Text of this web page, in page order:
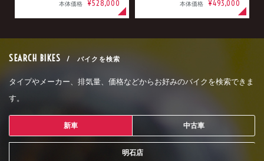
本体価格 ¥528,000 本体価格 ¥493,000
SEARCH BIKES / バイクを検索
タイプやメーカー、排気量、価格などからお好みのバイクを検索できま
す。
新車 中古車
明石店